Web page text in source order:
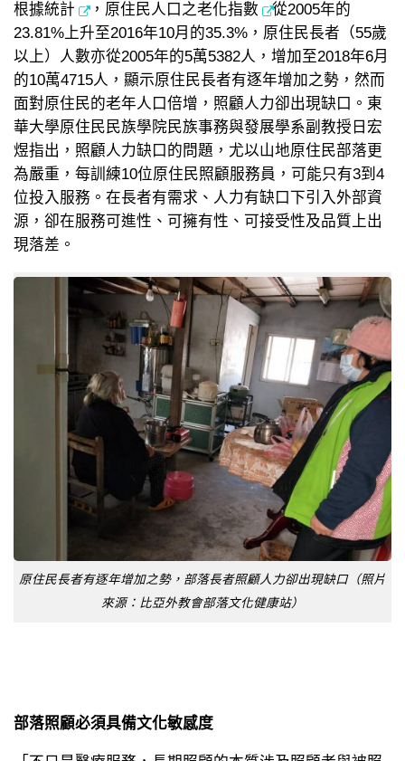
根據統計 ，原住民人口之老化指數
從2005年的
23.81%上升至2016年10月的35.3%，原住民長者（55歲
以上）人數亦從2005年的5萬5382人，增加至2018年6月
的10萬4715人，顯示原住民長者有逐年增加之勢，然而
面對原住民的老年人口倍增，照顧人力卻出現缺口。東
華大學原住民民族學院民族事務與發展學系副教授日宏
煜指出，照顧人力缺口的問題，尤以山地原住民部落更
為嚴重，每訓練10位原住民照顧服務員，可能只有3到4
位投入服務。在長者有需求、人力有缺口下引入外部資
源，卻在服務可進性、可擁有性、可接受性及品質上出
現落差。
原住民長者有逐年增加之勢，部落長者照顧人力卻出現缺口（照片
來源：比亞外教會部落文化健康站）
部落照顧必須具備文化敏感度